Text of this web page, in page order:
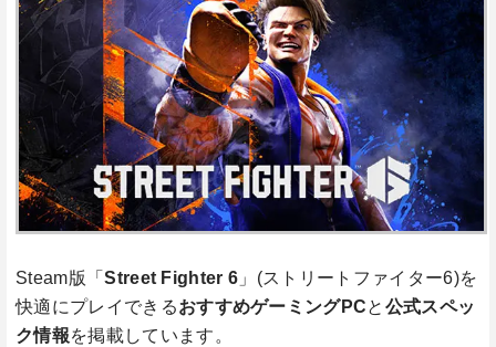
Steam版「Street Fighter 6 」(ストリートファイター6)を
快適にプレイできるおすすめゲーミングPCと 公式スペッ
ク情報を掲載しています。